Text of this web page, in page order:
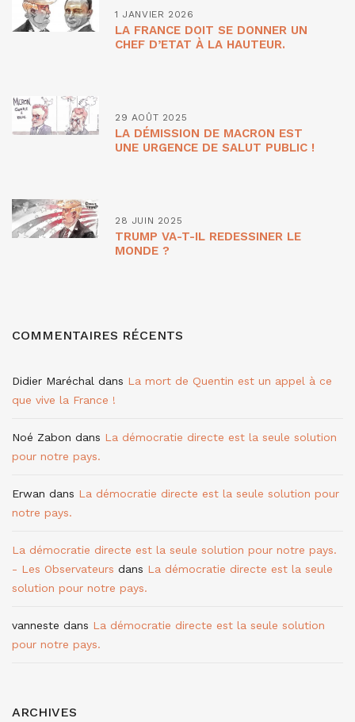
1 JANVIER 2026
LA FRANCE DOIT SE DONNER UN
CHEF D’ETAT À LA HAUTEUR.
29 AOÛT 2025
LA DÉMISSION DE MACRON EST
UNE URGENCE DE SALUT PUBLIC !
28 JUIN 2025
TRUMP VA-T-IL REDESSINER LE
MONDE ?
COMMENTAIRES RÉCENTS
Didier Maréchal dans La mort de Quentin est un appel à ce
que vive la France !
Noé Zabon dans La démocratie directe est la seule solution
pour notre pays.
Erwan dans La démocratie directe est la seule solution pour
notre pays.
La démocratie directe est la seule solution pour notre pays.
- Les Observateurs dans La démocratie directe est la seule
solution pour notre pays.
vanneste dans La démocratie directe est la seule solution
pour notre pays.
ARCHIVES